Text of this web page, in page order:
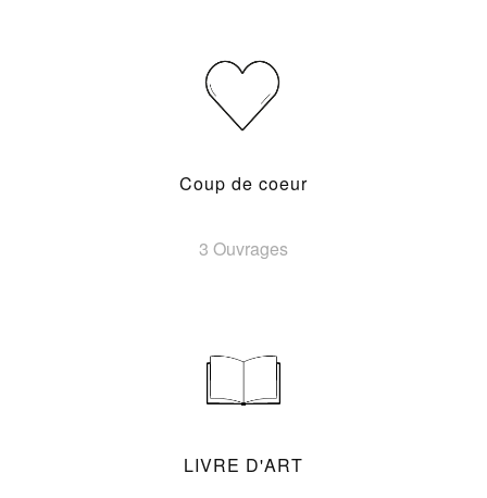
Coup de coeur
3 Ouvrages
LIVRE D'ART